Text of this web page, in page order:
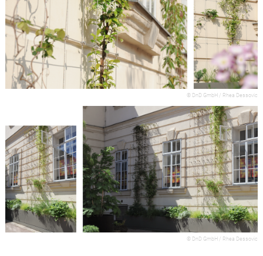
© DnD GmbH / Rhea Dessovic
© DnD GmbH / Rhea Dessovic